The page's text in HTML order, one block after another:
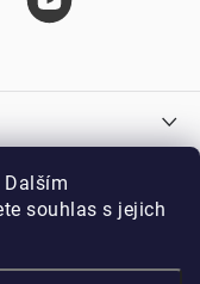
Dalším
souhlas s jejich